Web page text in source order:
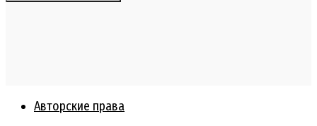
Авторские права